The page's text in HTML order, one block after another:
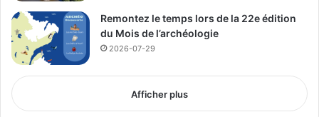
Remontez le temps lors de la 22e édition
du Mois de l’archéologie
2026-07-29
Afficher plus